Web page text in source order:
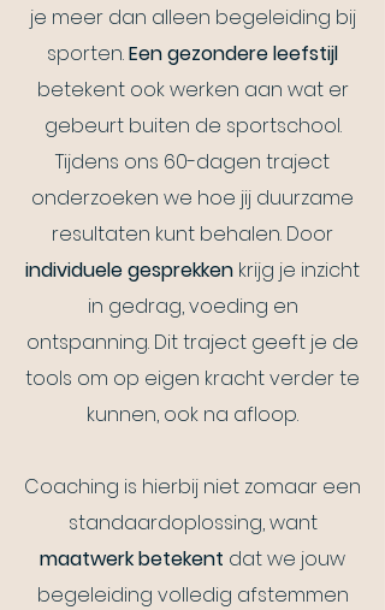
je meer dan alleen begeleiding bij
sporten.Een gezondere leefstijl
betekent ook werken aan wat er
gebeurt buiten de sportschool.
Tijdens ons 60-dagen traject
onderzoeken we hoe jij duurzame
resultaten kunt behalen. Door
individuele gesprekken krijg je inzicht
in gedrag, voeding en
ontspanning. Dit traject geeft je de
tools om op eigen kracht verder te
kunnen, ook na afloop.
Coaching is hierbij niet zomaar een
standaardoplossing, want
maatwerk betekent dat we jouw
begeleiding volledig afstemmen